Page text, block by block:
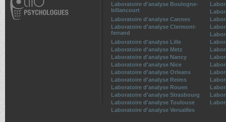
Laboratoire d'analyse Boulogne-
billancourt
Laboratoire d'analyse Cannes
Laboratoire d'analyse Clermont-
ferrand
Laboratoire d'analyse Lille
Laboratoire d'analyse Metz
Laboratoire d'analyse Nancy
Laboratoire d'analyse Nice
Laboratoire d'analyse Orleans
Laboratoire d'analyse Reims
Laboratoire d'analyse Rouen
Laboratoire d'analyse Strasbourg
Laboratoire d'analyse Toulouse
Laboratoire d'analyse Versailles